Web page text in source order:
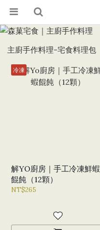
主廚手作料理-宅食料理包
冷凍
解YO廚房｜手工冷凍鮮蝦
餛飩（12顆）
NT$265